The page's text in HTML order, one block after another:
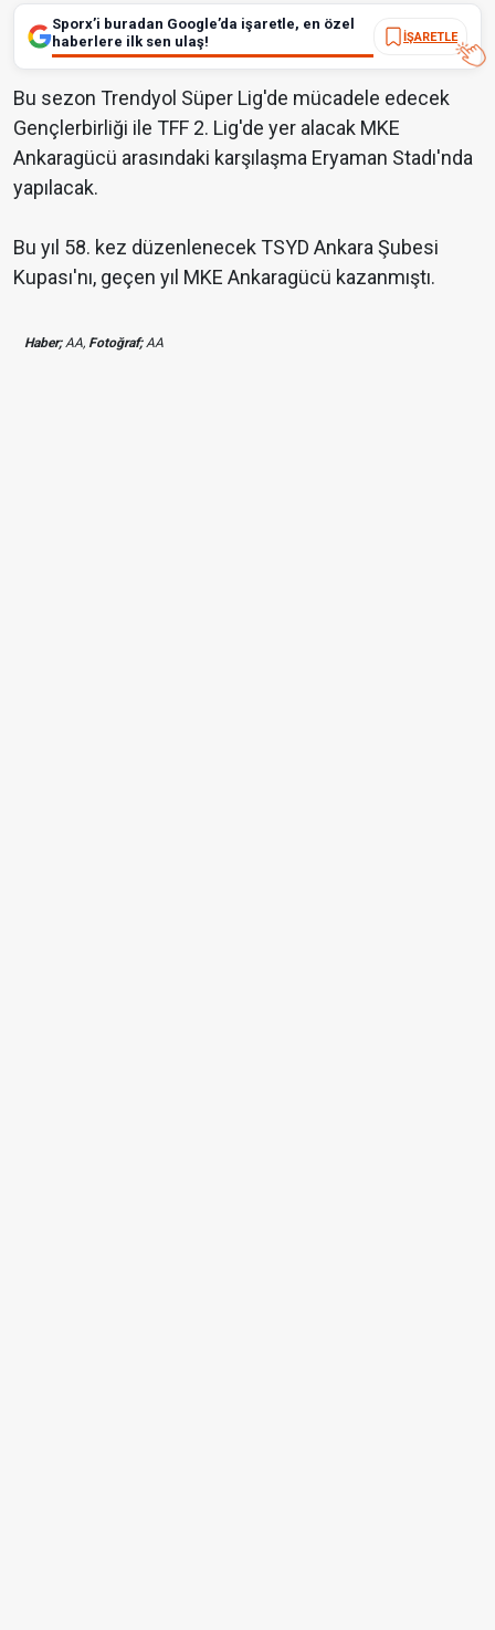
Sporx’i buradan Google’da işaretle, en özel
haberlere ilk sen ulaş!
İŞARETLE
Bu sezon Trendyol Süper Lig'de mücadele edecek
Gençlerbirliği ile TFF 2. Lig'de yer alacak MKE
Ankaragücü arasındaki karşılaşma Eryaman Stadı'nda
yapılacak.
Bu yıl 58. kez düzenlenecek TSYD Ankara Şubesi
Kupası'nı, geçen yıl MKE Ankaragücü kazanmıştı.
Haber;AA, Fotoğraf;AA